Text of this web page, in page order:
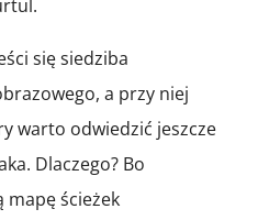
się siedziba
a przy niej
warto odwiedzić jeszcze
Dlaczego? Bo
mapę ścieżek